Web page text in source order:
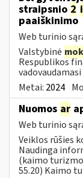
straipsnio 2
paaiškinimo
Web turinio
Valstybinė
Respublikos
vadovaudamasi
Metai: 2024
Nuomos ar
Web turinio
Veiklos rūšies
Naudinga
(kaimo
55.20) Kaimo